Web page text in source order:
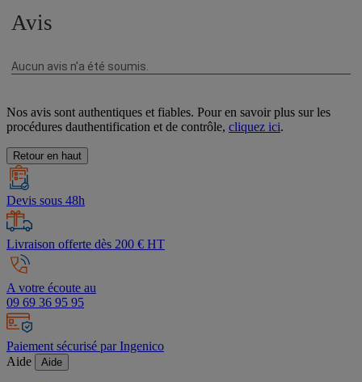
Nos avis sont authentiques et fiables. Pour en savoir plus sur les
procédures dauthentification et de contrôle, cliquez ici.
Retour en haut
Devis sous 48h
Livraison offerte dès 200 € HT
A votre écoute au
09 69 36 95 95
Paiement sécurisé par Ingenico
Aide
Aide